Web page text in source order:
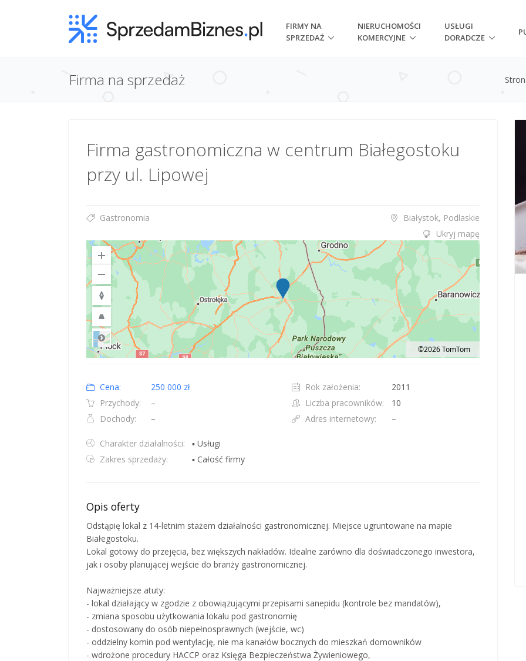
FIRMY NA
SPRZEDAŻ
NIERUCHOMOŚCI
KOMERCYJNE
USŁUGI
DORADCZE
Firma na sprzedaż
Firma gastronomiczna w centrum Białegostoku
przy ul. Lipowej
Gastronomia
Białystok, Podlaskie
Ukryj mapę
Map shortcuts: Zoom out: hyphen. Zoom in: plus. Pan right 100 pixels: right arrow. Pan left 100 pixels: left arrow. Pan up 100 pixels: up
Road
©2026 TomTom
Cena:
250 000 zł
Przychody:
–
Dochody:
–
Rok założenia:
2011
Liczba pracowników:
10
Adres internetowy:
–
Charakter działalności:
▪ Usługi
Zakres sprzedaży:
▪ Całość firmy
Opis oferty
Odstąpię lokal z 14-letnim stażem działalności gastronomicznej. Miejsce ugruntowane na mapie
Białegostoku.
Lokal gotowy do przejęcia, bez większych nakładów. Idealne zarówno dla doświadczonego inwestora,
jak i osoby planującej wejście do branży gastronomicznej.
Najważniejsze atuty:
- lokal działający w zgodzie z obowiązującymi przepisami sanepidu (kontrole bez mandatów),
- zmiana sposobu użytkowania lokalu pod gastronomię
- dostosowany do osób niepełnosprawnych (wejście, wc)
- oddzielny komin pod wentylację, nie ma kanałów bocznych do mieszkań domowników
- wdrożone procedury HACCP oraz Księga Bezpieczeństwa Żywieniowego,